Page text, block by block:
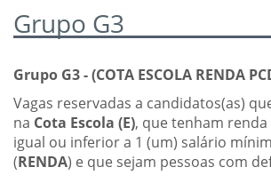
Grupo G3
Grupo G3 - (COTA ESCOLA RENDA
Vagas reservadas a candidatos(as)
na Cota Escola (E), que tenham
igual ou inferior a 1 (um) salário
(RENDA) e que sejam pessoas com